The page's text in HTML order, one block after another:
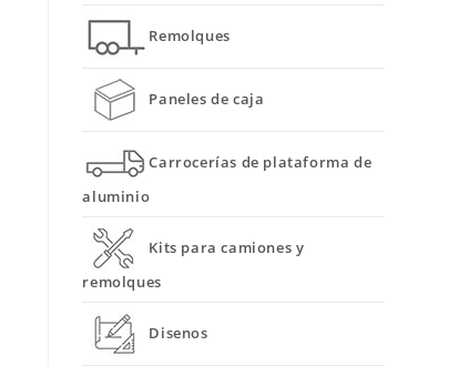
Remolques
Paneles de caja
Carrocerías de plataforma de
aluminio
Kits para camiones y
remolques
Disenos